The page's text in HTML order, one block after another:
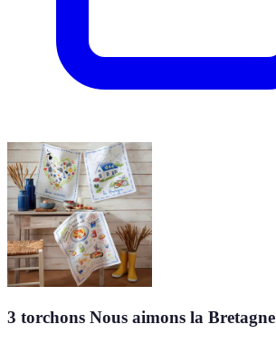
3 torchons Nous aimons la Bretagne